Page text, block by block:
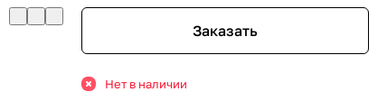
Заказать
Нет в наличии